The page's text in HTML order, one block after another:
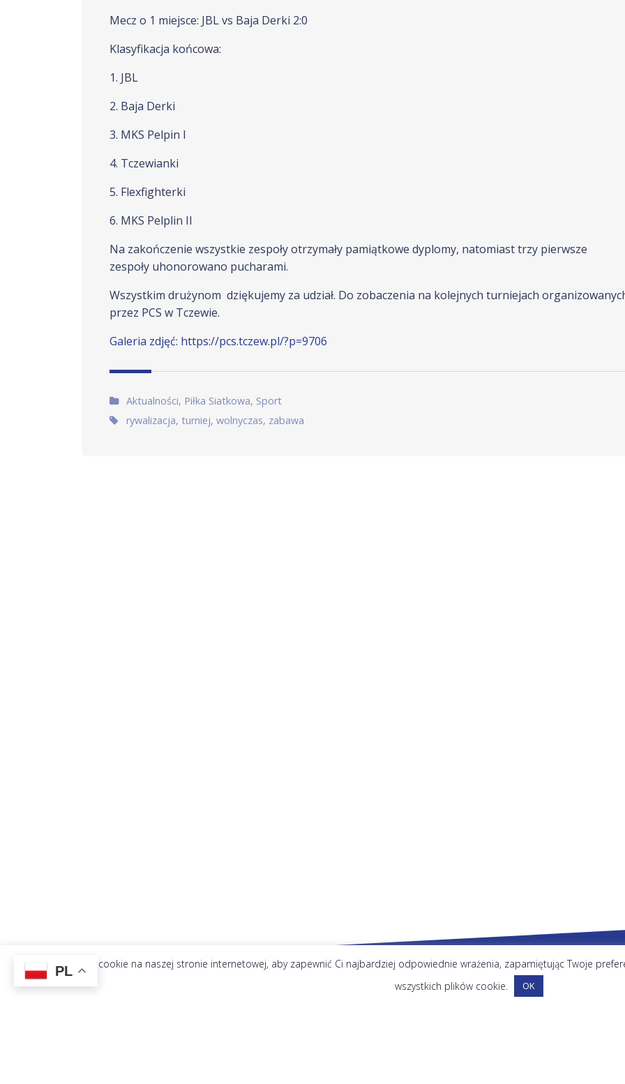
Mecz o 1 miejsce: JBL vs Baja Derki 2:0
Klasyfikacja końcowa:
1. JBL
2. Baja Derki
3. MKS Pelpin I
4. Tczewianki
5. Flexfighterki
6. MKS Pelplin II
Na zakończenie wszystkie zespoły otrzymały pamiątkowe dyplomy, natomiast trzy pierwsze
zespoły uhonorowano pucharami.
Wszystkim drużynom dziękujemy za udział. Do zobaczenia na kolejnych turniejach
przez PCS w Tczewie.
Galeria zdjęć: https://pcs.tczew.pl/?p=9706
Piłki
Artykuł w:
Aktualności, Piłka Siatkowa, Sport
Tags:
rywalizacja, turniej, wolnyczas, zabawa
Używamy plików cookie na naszej stronie internetowej, aby zapewnić Ci najbardziej odpowiednie wrażenia, zapamiętując Twoje
wszystkich plików cookie.
OK
PL